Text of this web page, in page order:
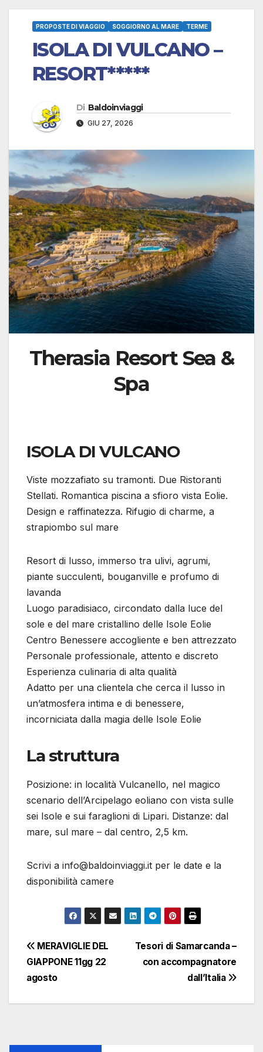
PROPOSTE DI VIAGGIO SOGGIORNO AL MARE TERME
ISOLA DI VULCANO –
RESORT*****
Di Baldoinviaggi
GIU 27, 2026
Therasia Resort Sea &
Spa
ISOLA DI VULCANO
Viste mozzafiato su tramonti. Due Ristoranti
Stellati. Romantica piscina a sfioro vista Eolie.
Design e raffinatezza. Rifugio di charme, a
strapiombo sul mare
Resort di lusso, immerso tra ulivi, agrumi,
piante succulenti, bouganville e profumo di
lavanda
Luogo paradisiaco, circondato dalla luce del
sole e del mare cristallino delle Isole Eolie
Centro Benessere accogliente e ben attrezzato
Personale professionale, attento e discreto
Esperienza culinaria di alta qualità
Adatto per una clientela che cerca il lusso in
un’atmosfera intima e di benessere,
incorniciata dalla magia delle Isole Eolie
La struttura
Posizione: in località Vulcanello, nel magico
scenario dell’Arcipelago eoliano con vista sulle
sei Isole e sui faraglioni di Lipari. Distanze: dal
mare, sul mare – dal centro, 2,5 km.
Scrivi a info@baldoinviaggi.it per le date e la
disponibilità camere
Navigazione
articoli
Tesori di Samarcanda –
con accompagnatore
dall’Italia
MERAVIGLIE DEL
GIAPPONE 11gg 22
agosto